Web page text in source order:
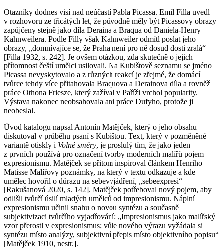
Otazníky dodnes visí nad neúčastí Pabla Picassa. Emil Filla uvedl
v rozhovoru ze třicátých let, že původně měly být Picassovy obrazy
zapůjčeny stejně jako díla Deraina a Braqua od Daniela-Henry
Kahnweilera. Podle Filly však Kahnweiler odmítl poslat jeho
obrazy, „domnívajíce se, že Praha není pro ně dosud dosti zralá“
[Filla 1932, s. 242]. Je ovšem otázkou, zda skutečně o jejich
přítomnost čeští umělci usilovali. Na Kubištově seznamu se jméno
Picassa nevyskytovalo a z různých reakcí je zřejmé, že domácí
tvůrce tehdy více přitahovala Braquova a Derainova díla a rovněž
práce Othona Friesze, který zažíval v Paříži vrchol popularity.
Výstava nakonec neobsahovala ani práce Dufyho, protože ji
neobeslal.
Úvod katalogu napsal Antonín Matějček, který o jeho obsahu
diskutoval v průběhu psaní s Kubištou. Text, který v pozměněné
variantě otiskly i Volné směry, je proslulý tím, že jako jeden
z prvních používá pro označení tvorby moderních malířů pojem
expresionismu. Matějček se přitom inspiroval článkem Henriho
Matisse Malířovy poznámky, na který v textu odkazuje a kde
umělec hovořil o důrazu na sebevyjádření, „sebeexpresi“
[Rakušanová 2020, s. 142]. Matějček potřeboval nový pojem, aby
odlišil tvůrčí úsilí mladých umělců od impresionismu. Náplní
expresionismu učinil snahu o novou syntézu a současně
subjektivizaci tvůrčího vyjadřování: „Impresionismus jako malířský
vzor přerostl v expresionismus; vůle nového výrazu vyžádala si
syntézu místo analýzy, subjektivní přepis místo objektivního popisu“
[Matějček 1910, nestr.].